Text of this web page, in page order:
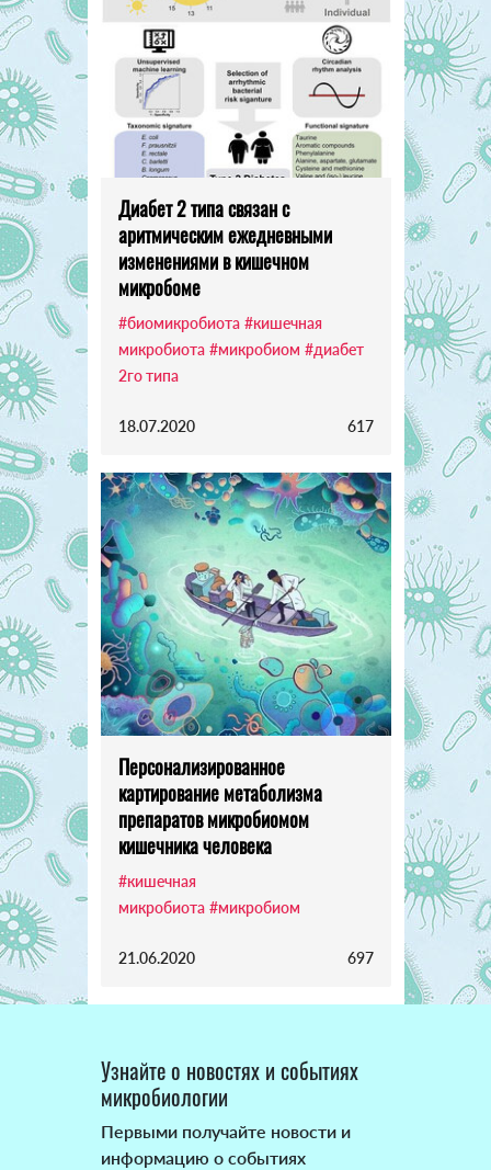
Диабет 2 типа связан с
аритмическим ежедневными
изменениями в кишечном
микробоме
#биомикробиота #кишечная
микробиота #микробиом #диабет
2го типа
18.07.2020 617
Персонализированное
картирование метаболизма
препаратов микробиомом
кишечника человека
#кишечная
микробиота #микробиом
21.06.2020 697
Узнайте о новостях и событиях
микробиологии
Первыми получайте новости и
информацию о событиях